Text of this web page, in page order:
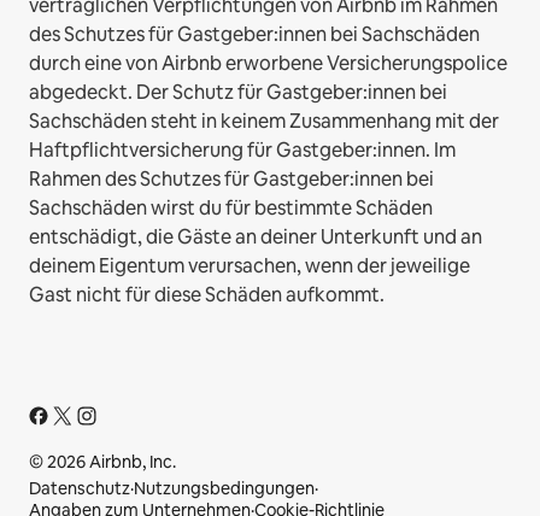
des Schutzes für Gastgeber:innen bei Sachschäden
durch eine von Airbnb erworbene Versicherungspolice
abgedeckt. Der Schutz für Gastgeber:innen bei
Sachschäden steht in keinem Zusammenhang mit der
Haftpflichtversicherung für Gastgeber:innen. Im
Rahmen des Schutzes für Gastgeber:innen bei
Sachschäden wirst du für bestimmte Schäden
entschädigt, die Gäste an deiner Unterkunft und an
deinem Eigentum verursachen, wenn der jeweilige
Gast nicht für diese Schäden aufkommt.
© 2026 Airbnb, Inc.
Datenschutz·Nutzungsbedingungen·
Angaben zum Unternehmen·Cookie-Richtlinie